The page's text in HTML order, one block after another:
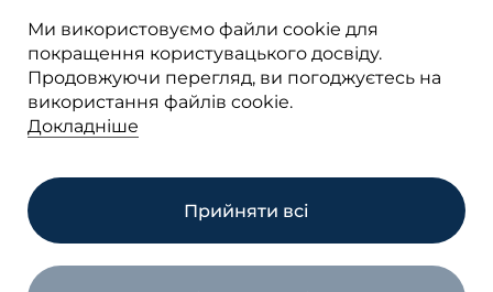
LENS VISION
Terms Of Use Privacy Policy
Ми використовуємо файли cookie для
покращення користувацького досвіду.
Продовжуючи перегляд, ви погоджуєтесь на
використання файлів cookie.
Докладніше
Прийняти всі